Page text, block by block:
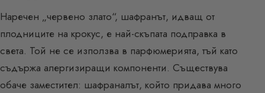
Наречен „червено злато“, шафранът, идващ от
плодниците на крокус, е най-скъпата подправка в
света. Той не се използва в парфюмерията, тъй като
съдържа алергизиращи компоненти. Съществува
обаче заместител: шафраналът, който придава много